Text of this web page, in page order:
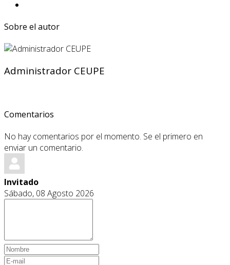
Sobre el autor
Administrador CEUPE
Comentarios
No hay comentarios por el momento. Se el primero en
enviar un comentario.
Invitado
Sábado, 08 Agosto 2026